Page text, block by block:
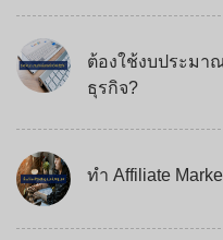
ต้องใช้งบประมา
ธุรกิจ?
ทำ Affiliate